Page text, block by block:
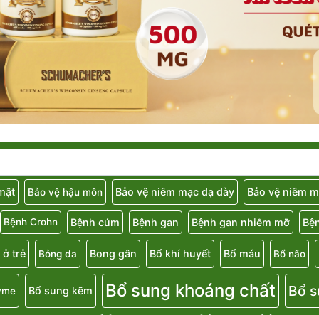
Bảo vệ hậu môn Bảo vệ niêm mạc dạ dày Bảo vệ niêm
Bệnh Crohn Bệnh cúm Bệnh gan Bệnh gan nhiễm mỡ
ở trẻ Bỏng da Bong gân Bổ khí huyết Bổ máu Bổ não
Bổ sung kẽm Bổ sung khoáng chất Bổ